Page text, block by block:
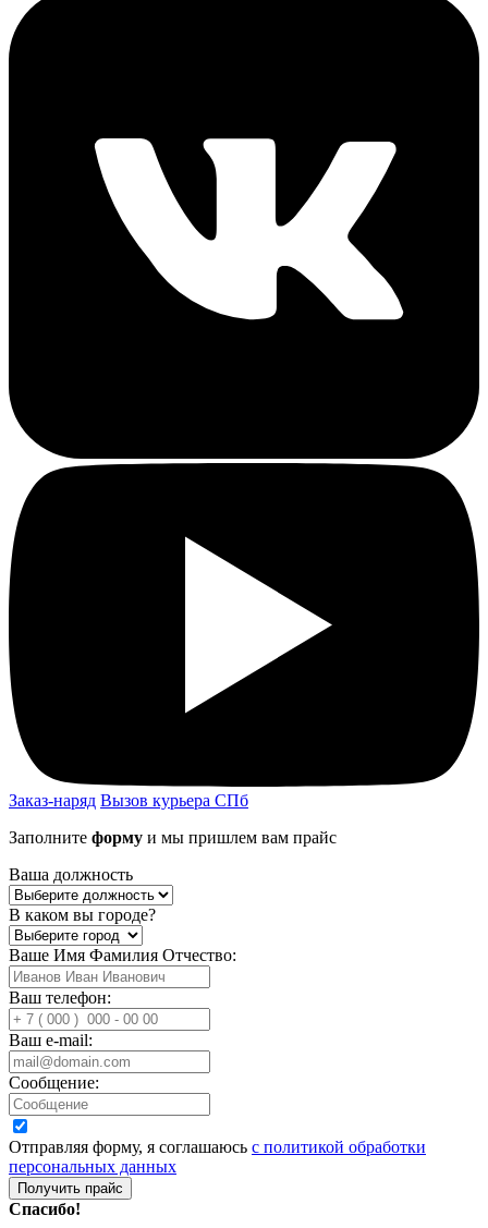
Заказ-наряд Вызов курьера СПб
Заполните форму и мы пришлем вам прайс
Ваша должность
В каком вы городе?
Ваше Имя Фамилия Отчество:
Ваш телефон:
Ваш e-mail:
Сообщение:
Отправляя форму, я соглашаюсь с политикой обработки
персональных данных
Получить прайс
Спасибо!